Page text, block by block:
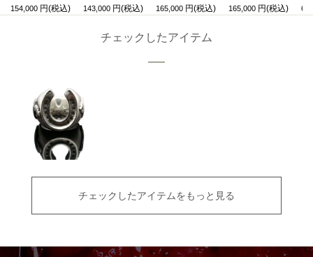
154,000
143,000
165,000
165,000
チェックしたアイテム
チェックしたアイテムをもっと見る